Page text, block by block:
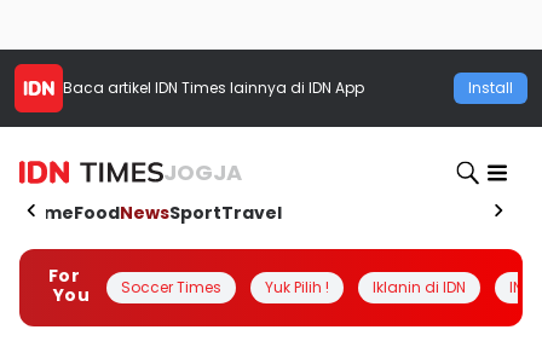
Baca artikel IDN Times lainnya di IDN App Install
JOGJA
HomeFoodNewsSportTravel
For
You
Soccer Times Yuk Pilih ! Iklanin di IDN